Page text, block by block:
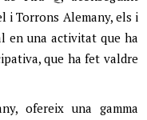
i Torrons Alemany, els i
en una activitat que ha
que ha fet valdre
ofereix una gamma